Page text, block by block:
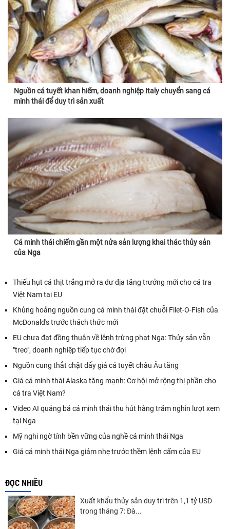
Nguồn cá tuyết khan hiếm, doanh nghiệp Italy chuyển sang cá
minh thái để duy trì sản xuất
Cá minh thái chiếm gần một nửa sản lượng khai thác thủy sản
của Nga
Thiếu hụt cá thịt trắng mở ra dư địa tăng trưởng mới cho cá tra
Việt Nam tại EU
Khủng hoảng nguồn cung cá minh thái đặt chuỗi Filet-O-Fish của
McDonald's trước thách thức mới
EU chưa đạt đồng thuận về lệnh trừng phạt Nga: Thủy sản vẫn
"treo", doanh nghiệp tiếp tục chờ đợi
Nguồn cung thắt chặt đẩy giá cá tuyết châu Âu tăng
Giá cá minh thái Alaska tăng mạnh: Cơ hội mở rộng thị phần cho
cá tra Việt Nam?
Video AI quảng bá cá minh thái thu hút hàng trăm nghìn lượt xem
tại Nga
Mỹ nghi ngờ tính bền vững của nghề cá minh thái Nga
Giá cá minh thái Nga giảm nhẹ trước thềm lệnh cấm của EU
ĐỌC NHIỀU
Xuất khẩu thủy sản duy trì trên 1,1 tỷ USD
trong tháng 7: Đà...